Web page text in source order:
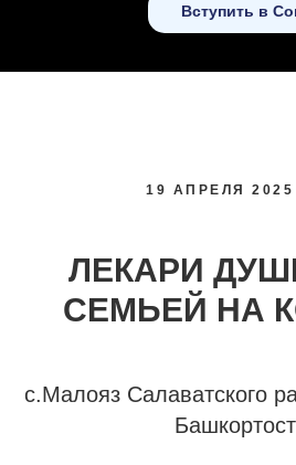
Вступить в
19 АПРЕЛЯ
ЛЕКАРИ
СЕМЬЕЙ НА
с.Малояз Салаватского